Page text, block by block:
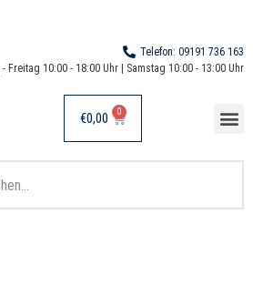
Telefon: 09191 736 163
Freitag 10:00 - 18:00 Uhr | Samstag 10:00 - 13:00 Uhr
€0,00 0